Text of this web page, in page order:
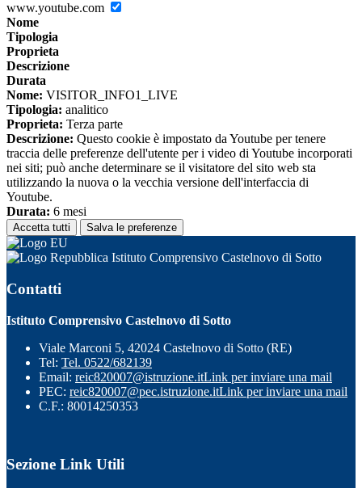
www.youtube.com
Nome
Tipologia
Proprieta
Descrizione
Durata
Nome: VISITOR_INFO1_LIVE
Tipologia: analitico
Proprieta: Terza parte
Descrizione: Questo cookie è impostato da Youtube per tenere
traccia delle preferenze dell'utente per i video di Youtube incorporati
nei siti; può anche determinare se il visitatore del sito web sta
utilizzando la nuova o la vecchia versione dell'interfaccia di
Youtube.
Durata: 6 mesi
Accetta tutti Salva le preferenze
Istituto Comprensivo Castelnovo di Sotto
Contatti
Istituto Comprensivo Castelnovo di Sotto
Viale Marconi 5, 42024 Castelnovo di Sotto (RE)
Tel: Tel. 0522/682139
Email: reic820007@istruzione.itLink per inviare una mail
PEC: reic820007@pec.istruzione.itLink per inviare una mail
C.F.: 80014250353
Sezione Link Utili